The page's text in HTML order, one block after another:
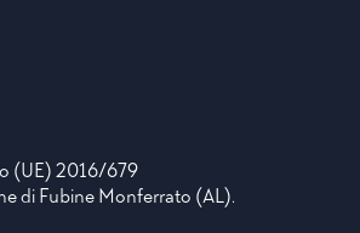
(UE) 2016/679
di Fubine Monferrato (AL).